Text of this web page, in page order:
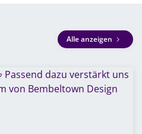
Alle anzeigen